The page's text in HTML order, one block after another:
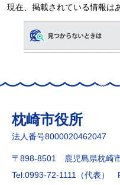
現在、掲載されている情報は
枕崎市役所
法人番号8000020462047
〒898-8501 鹿児島県枕崎
Tel:0993-72-1111（代表）